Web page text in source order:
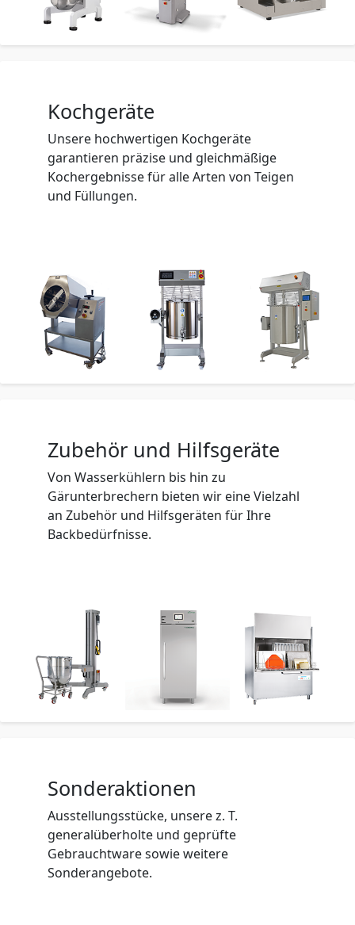
Kochgeräte
Unsere hochwertigen Kochgeräte
garantieren präzise und gleichmäßige
Kochergebnisse für alle Arten von Teigen
und Füllungen.
Zubehör und Hilfsgeräte
Von Wasserkühlern bis hin zu
Gärunterbrechern bieten wir eine Vielzahl
an Zubehör und Hilfsgeräten für Ihre
Backbedürfnisse.
Sonderaktionen
Ausstellungsstücke, unsere z. T.
generalüberholte und geprüfte
Gebrauchtware sowie weitere
Sonderangebote.